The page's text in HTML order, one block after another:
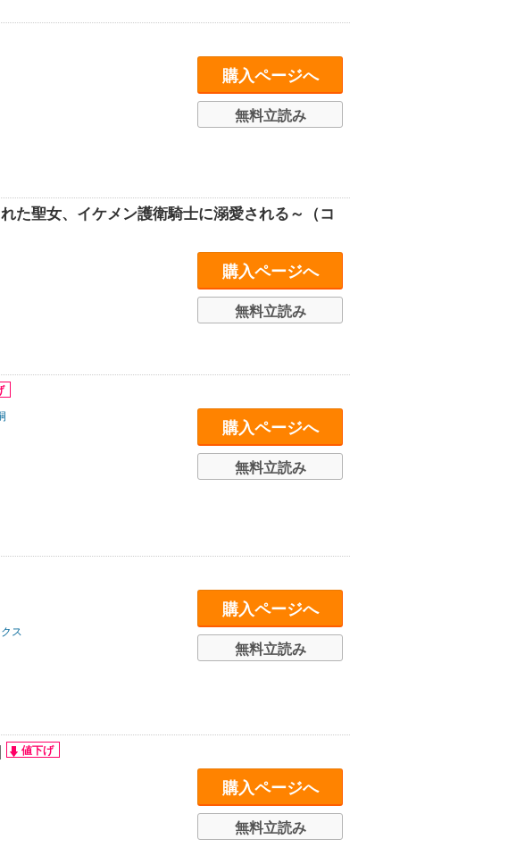
購入ページへ
無料立読み
た聖女、イケメン護衛騎士に溺愛される～（コ
購入ページへ
無料立読み
購入ページへ
無料立読み
ス
購入ページへ
無料立読み
購入ページへ
無料立読み